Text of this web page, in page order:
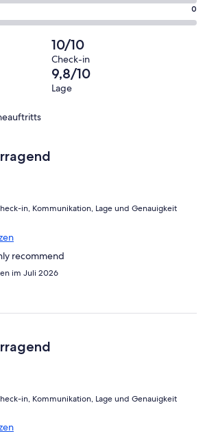
0
10/10
Check-in
9,8/10
Lage
in, Kommunikation, Lage und Genauigkeit
recommend
im Juli 2026
in, Kommunikation, Lage und Genauigkeit